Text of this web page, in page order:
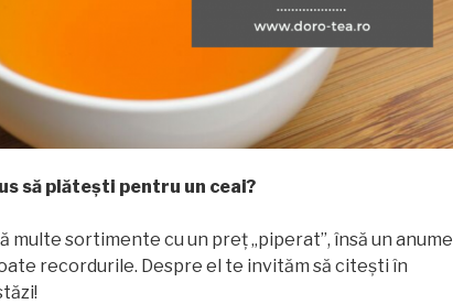
să plătești pentru un ceai?
multe sortimente cu un preț „piperat”, însă un anume
recordurile. Despre el te invităm să citești în